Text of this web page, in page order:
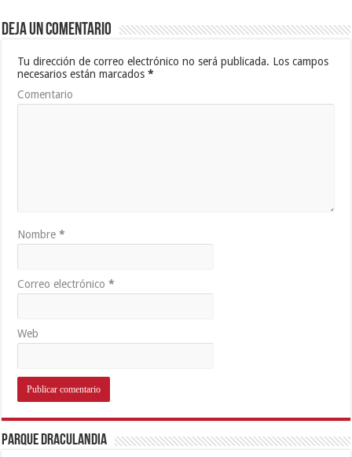
Deja un comentario
Tu dirección de correo electrónico no será publicada. Los campos
necesarios están marcados*
Comentario
Nombre*
Correo electrónico*
Web
Parque Draculandia